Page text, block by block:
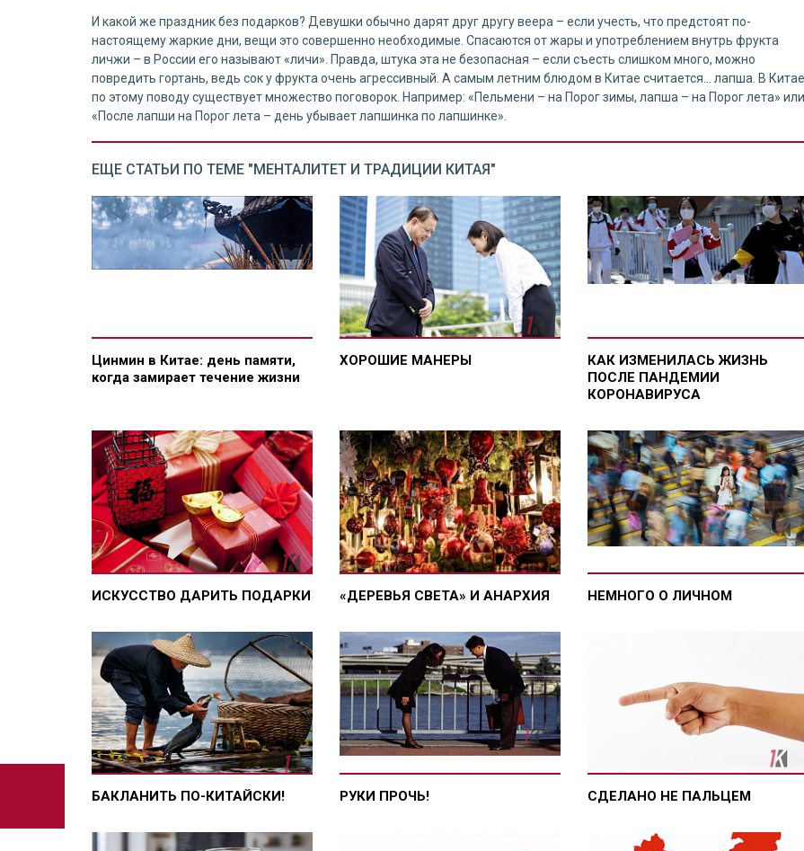
И какой же праздник без подарков? Девушки обычно дарят друг другу веера – если учесть, что предстоят по-
настоящему жаркие дни, вещи это совершенно необходимые. Спасаются от жары и употреблением внутрь фрукта
личжи – в России его называют «личи». Правда, штука эта не безопасная – если съесть слишком много, можно
повредить гортань, ведь сок у фрукта очень агрессивный. А самым летним блюдом в Китае считается… лапша. В Китае
по этому поводу существует множество поговорок. Например: «Пельмени – на Порог зимы, лапша – на Порог лета» или
«После лапши на Порог лета – день убывает лапшинка по лапшинке».
ЕЩЕ СТАТЬИ ПО ТЕМЕ "МЕНТАЛИТЕТ И ТРАДИЦИИ КИТАЯ"
Цинмин в Китае: день памяти,
когда замирает течение жизни
ХОРОШИЕ МАНЕРЫ
КАК ИЗМЕНИЛАСЬ ЖИЗНЬ
ПОСЛЕ ПАНДЕМИИ
КОРОНАВИРУСА
ИСКУССТВО ДАРИТЬ ПОДАРКИ «ДЕРЕВЬЯ СВЕТА» И АНАРХИЯ НЕМНОГО О ЛИЧНОМ
БАКЛАНИТЬ ПО-КИТАЙСКИ! РУКИ ПРОЧЬ! СДЕЛАНО НЕ ПАЛЬЦЕМ